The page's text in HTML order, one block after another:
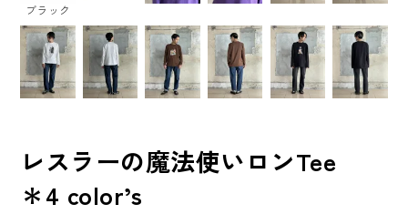
ブラック
レスラーの魔法使いロンTee
＊4 color’s